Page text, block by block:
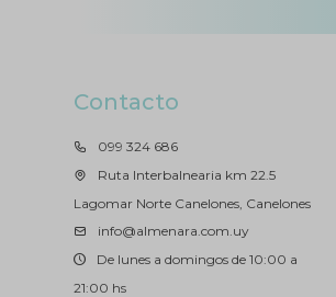
Contacto
099 324 686
Ruta Interbalnearia km 22.5
Lagomar Norte Canelones, Canelones
info@almenara.com.uy
De lunes a domingos de 10:00 a
21:00 hs